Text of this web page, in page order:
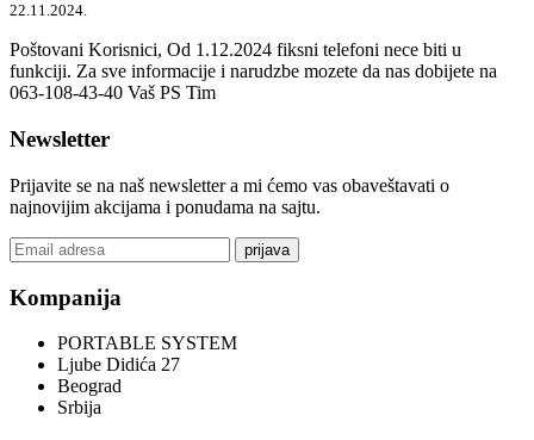
22.11.2024.
Poštovani Korisnici, Od 1.12.2024 fiksni telefoni nece biti u
funkciji. Za sve informacije i narudzbe mozete da nas dobijete na
063-108-43-40 Vaš PS Tim
Newsletter
Prijavite se na naš newsletter a mi ćemo vas obaveštavati o
najnovijim akcijama i ponudama na sajtu.
prijava
Kompanija
PORTABLE SYSTEM
Ljube Didića 27
Beograd
Srbija